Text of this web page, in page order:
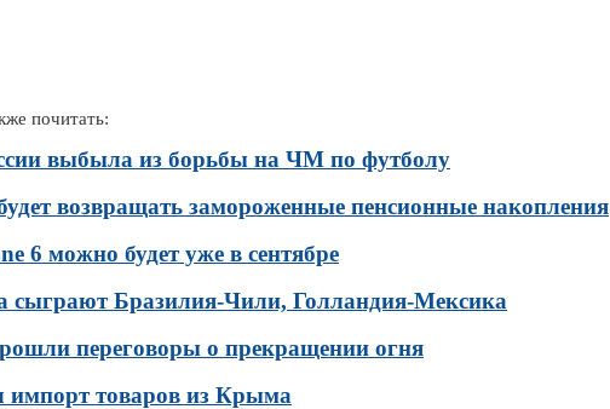
почитать:
выбыла из борьбы на ЧМ по футболу
возвращать замороженные пенсионные накопления
6 можно будет уже в сентябре
сыграют Бразилия-Чили, Голландия-Мексика
переговоры о прекращении огня
импорт товаров из Крыма